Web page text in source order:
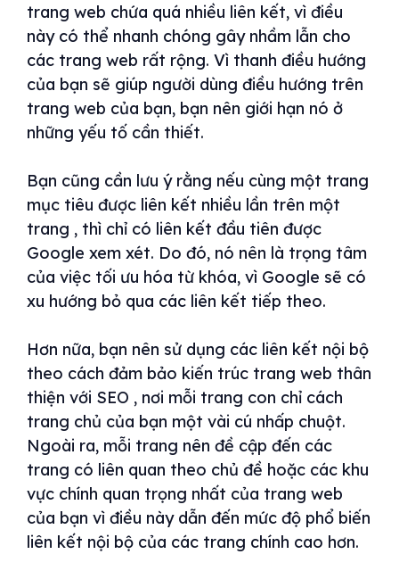
trang web chứa quá nhiều liên kết, vì điều
này có thể nhanh chóng gây nhầm lẫn cho
các trang web rất rộng. Vì thanh điều hướng
của bạn sẽ giúp người dùng điều hướng trên
trang web của bạn, bạn nên giới hạn nó ở
những yếu tố cần thiết.
Bạn cũng cần lưu ý rằng nếu cùng một trang
mục tiêu được liên kết nhiều lần trên một
trang , thì chỉ có liên kết đầu tiên được
Google xem xét. Do đó, nó nên là trọng tâm
của việc tối ưu hóa từ khóa, vì Google sẽ có
xu hướng bỏ qua các liên kết tiếp theo.
Hơn nữa, bạn nên sử dụng các liên kết nội bộ
theo cách đảm bảo kiến trúc trang web thân
thiện với SEO , nơi mỗi trang con chỉ cách
trang chủ của bạn một vài cú nhấp chuột.
Ngoài ra, mỗi trang nên đề cập đến các
trang có liên quan theo chủ đề hoặc các khu
vực chính quan trọng nhất của trang web
của bạn vì điều này dẫn đến mức độ phổ biến
liên kết nội bộ của các trang chính cao hơn.